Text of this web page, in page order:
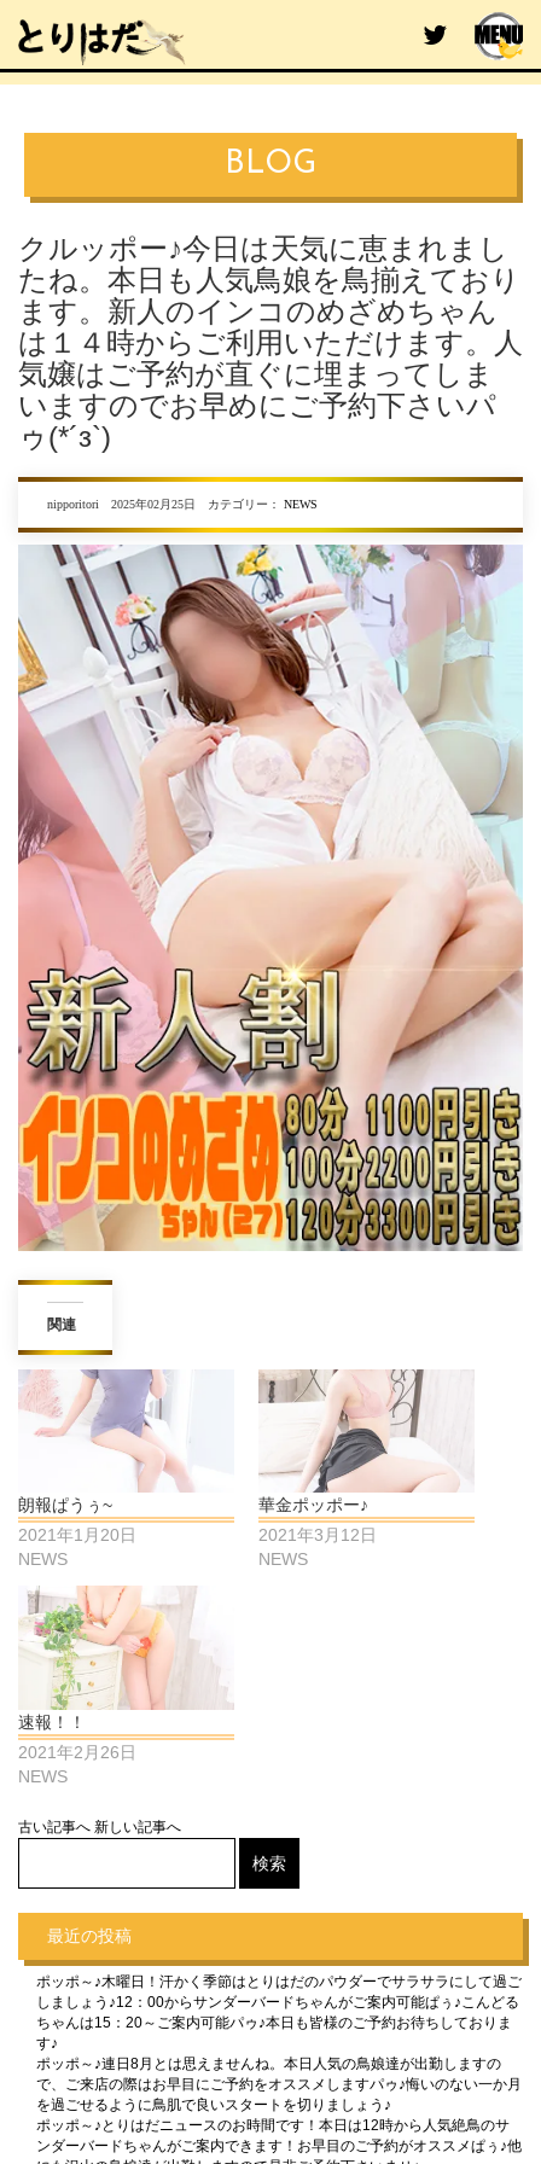
BLOG
クルッポー♪今日は天気に恵まれまし
たね。本日も人気鳥娘を鳥揃えており
ます。新人のインコのめざめちゃん
は１４時からご利用いただけます。人
気嬢はご予約が直ぐに埋まってしま
いますのでお早めにご予約下さいパ
ゥ(*´з`)
nipporitori 2025年02月25日 カテゴリー： NEWS
関連
朗報ぱうぅ~
2021年1月20日
NEWS
華金ポッポー♪
2021年3月12日
NEWS
速報！！
2021年2月26日
NEWS
古い記事へ 新しい記事へ
最近の投稿
ポッポ～♪木曜日！汗かく季節はとりはだのパウダーでサラサラにして過ご
しましょう♪12：00からサンダーバードちゃんがご案内可能ぱぅ♪こんどる
ちゃんは15：20～ご案内可能パゥ♪本日も皆様のご予約お待ちしておりま
す♪
ポッポ～♪連日8月とは思えませんね。本日人気の鳥娘達が出勤しますの
で、ご来店の際はお早目にご予約をオススメしますパゥ♪悔いのない一か月
を過ごせるように鳥肌で良いスタートを切りましょう♪
ポッポ～♪とりはだニュースのお時間です！本日は12時から人気絶鳥のサ
ンダーバードちゃんがご案内できます！お早目のご予約がオススメぱぅ♪他